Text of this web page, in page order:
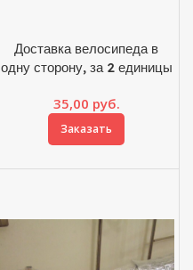
Доставка велосипеда в
одну сторону, за 2 единицы
35,00 руб.
Заказать